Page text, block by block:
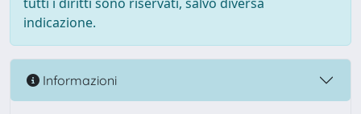
indicazione.
Informazioni